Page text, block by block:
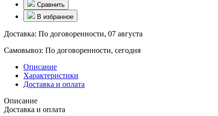
Сравнить
В избранное
Доставка: По договоренности, 07 августа
Самовывоз: По договоренности, сегодня
Описание
Характеристики
Доставка и оплата
Описание
Доставка и оплата